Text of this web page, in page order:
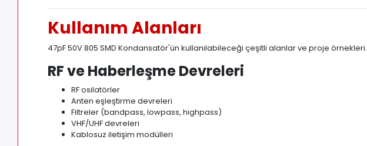
Kullanım Alanları
47pF 50V 805 SMD Kondansatör'ün kullanılabileceği çeşitli alanlar ve proje örnekleri.
RF ve Haberleşme Devreleri
RF osilatörler
Anten eşleştirme devreleri
Filtreler (bandpass, lowpass, highpass)
VHF/UHF devreleri
Kablosuz iletişim modülleri